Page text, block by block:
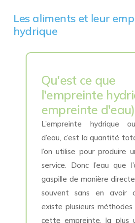
Les aliments et leur
hydrique
Qu'est ce que
l'empreinte
empreinte
L’empreinte hydrique
d’eau, c’est la quantité
l’on utilise pour produire
service. Donc l’eau que
gaspille de manière
souvent sans en avoir
existe plusieurs méthodes
cette empreinte, la plus